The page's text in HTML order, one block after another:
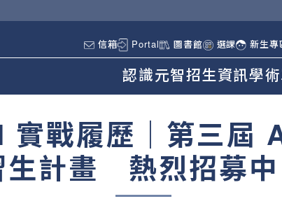
信箱 Portal 圖書館 選課 新生專
認識元智招生資訊學
實戰履歷｜第三
生計畫 熱烈招募中